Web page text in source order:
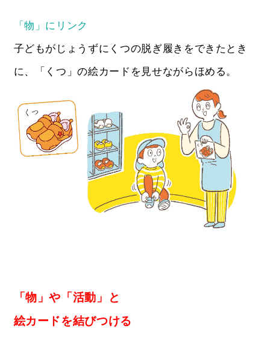
「物」にリンク
子どもがじょうずにくつの脱ぎ履きをできたとき
に、「くつ」の絵カードを見せながらほめる。
「物」や「活動」と
絵カードを結びつける